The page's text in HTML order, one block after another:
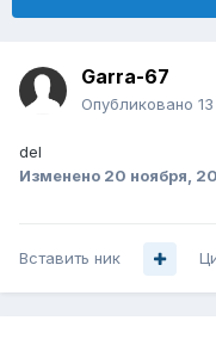
Garra-67
Опубликовано
del
Изменено 20 ноября,
Вставить ник